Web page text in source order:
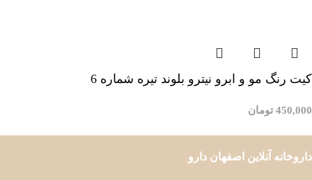
کیت رنگ مو و ابرو نیترو بلوند تیره شماره 6
450,000 تومان
داروخانه آنلاین اصفهان دارو